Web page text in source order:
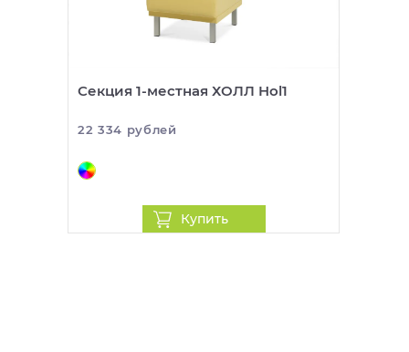
Секция 1-местная ХОЛЛ Hol1
22 334 рублей
Купить